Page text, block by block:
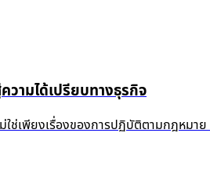
ามได้เปรียบทางธุรกิจ
ยงเรื่องของการปฏิบัติตามกฎหมาย แ